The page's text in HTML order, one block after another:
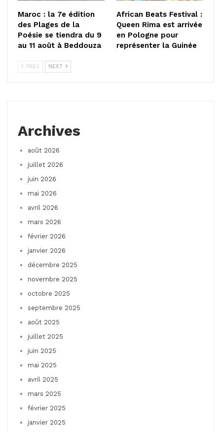
Maroc : la 7e édition
des Plages de la
Poésie se tiendra du 9
au 11 août à Beddouza
African Beats Festival :
Queen Rima est arrivée
en Pologne pour
représenter la Guinée
PREV NEXT
Archives
août 2026
juillet 2026
juin 2026
mai 2026
avril 2026
mars 2026
février 2026
janvier 2026
décembre 2025
novembre 2025
octobre 2025
septembre 2025
août 2025
juillet 2025
juin 2025
mai 2025
avril 2025
mars 2025
février 2025
janvier 2025